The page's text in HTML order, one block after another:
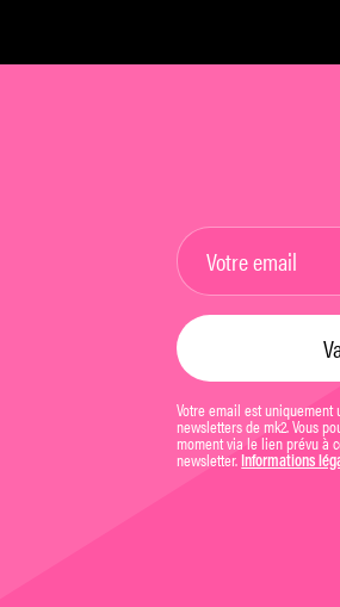
Votre email est
newsletters de mk2. Vous
moment via le lien prévu à
newsletter. Informations